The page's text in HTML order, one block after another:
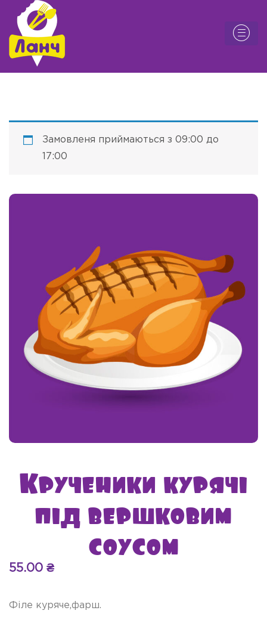
Замовленя приймаються з 09:00 до
17:00
Крученики курячі
під вершковим
соусом
55.00 ₴
Філе куряче,фарш.